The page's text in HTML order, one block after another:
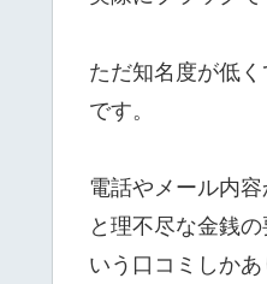
ただ知名度が低
です。
電話やメール内
と理不尽な金銭
いう口コミしかあ